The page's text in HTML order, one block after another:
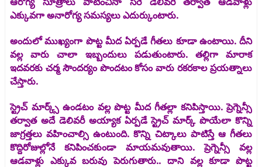
ఎక్కువగా అనారోగ్య సమస్యలు ఎదుర్కుంటారు.
అందులో ముఖ్యంగా పొట్ట మీద ఏర్పడే గీతలు కూడా ఉంటాయి. దీని
వల్ల వారు చాలా ఇబ్బందులు పడుతుంటారు. తల్లిగా మారాక
ఇదవరకు చర్మ సౌందర్యం పొందటం కోసం వారు రకరకాల ప్రయత్నాలు
చేస్తారు.
స్ట్రెచ్ మార్క్స్ ఉండటం వల్ల పొట్ట మీద గీతల్లా కనిపిస్తాయి. ప్రెగ్నెన్సీ
తర్వాత అదే డెలివరీ అయ్యాక ఏర్పడే స్ట్రెచ్ మార్క్ పొయేలా కొన్ని
జాగ్రత్తలు వహించాల్సి ఉంటుంది. కొన్ని చిట్కాలు పాటిస్తే ఆ గీతలు
కొద్దిరోజుల్లోనే కనిపించకుండా మాయమవుతాయి. ప్రెగ్నెన్సీ వల్ల
ఆడవాళ్లు ఎక్కువ బరువు పెరుగుతారు.. దాని వల్ల కూడా పొట్ట